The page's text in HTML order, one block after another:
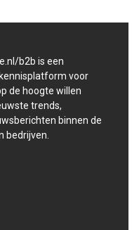
b2b is een
voor
de hoogte willen
trends,
binnen de
bedrijven.